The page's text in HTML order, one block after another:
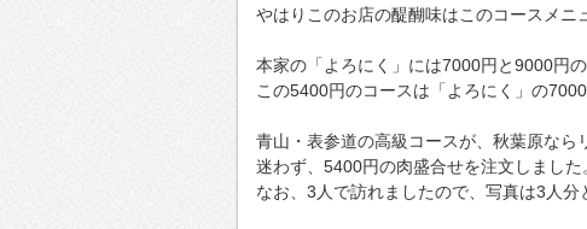
やはりこのお店の醍醐味はこのコースメニ
本家の「よろにく」には7000円と9000円の
この5400円のコースは「よろにく」の
青山・表参道の高級コースが、秋葉原なら
迷わず、5400円の肉盛合せを注文しました
なお、3人で訪れましたので、写真は3人分